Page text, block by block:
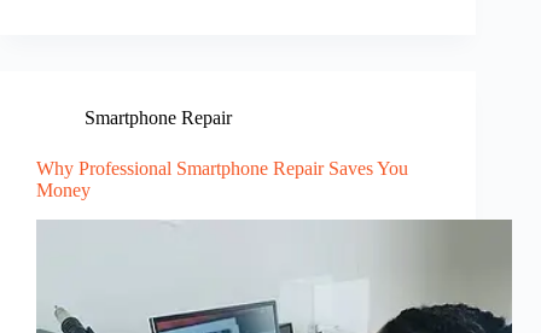
Smartphone Repair
Why Professional Smartphone Repair Saves You
Money